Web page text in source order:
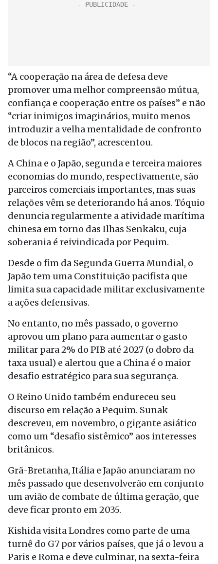
“A cooperação na área de defesa deve
promover uma melhor compreensão mútua,
confiança e cooperação entre os países” e não
“criar inimigos imaginários, muito menos
introduzir a velha mentalidade de confronto
de blocos na região”, acrescentou.
A China e o Japão, segunda e terceira maiores
economias do mundo, respectivamente, são
parceiros comerciais importantes, mas suas
relações vêm se deteriorando há anos. Tóquio
denuncia regularmente a atividade marítima
chinesa em torno das Ilhas Senkaku, cuja
soberania é reivindicada por Pequim.
Desde o fim da Segunda Guerra Mundial, o
Japão tem uma Constituição pacifista que
limita sua capacidade militar exclusivamente
a ações defensivas.
No entanto, no mês passado, o governo
aprovou um plano para aumentar o gasto
militar para 2% do PIB até 2027 (o dobro da
taxa usual) e alertou que a China é o maior
desafio estratégico para sua segurança.
O Reino Unido também endureceu seu
discurso em relação a Pequim. Sunak
descreveu, em novembro, o gigante asiático
como um “desafio sistêmico” aos interesses
britânicos.
Grã-Bretanha, Itália e Japão anunciaram no
mês passado que desenvolverão em conjunto
um avião de combate de última geração, que
deve ficar pronto em 2035.
Kishida visita Londres como parte de uma
turnê do G7 por vários países, que já o levou a
Paris e Roma e deve culminar, na sexta-feira